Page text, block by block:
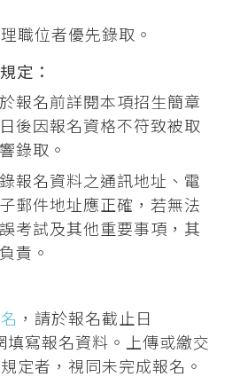
職位者優先錄取。
定：
報名前詳閱本項招生簡章
後因報名資格不符致被取
錄取。
報名資料之通訊地址、電
郵件地址應正確，若無法
考試及其他重要事項，其
責。
，請於報名截止日
寫報名資料。上傳或繳交
定者，視同未完成報名。